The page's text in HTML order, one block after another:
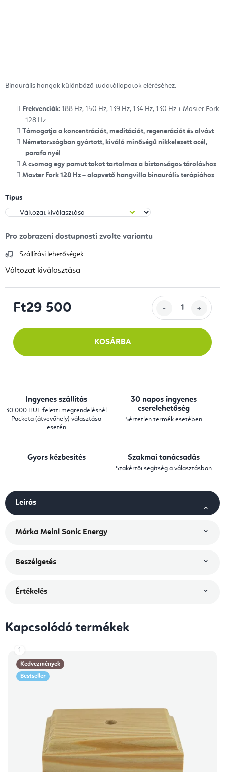
Binaurális hangok különböző tudatállapotok eléréséhez.
Frekvenciák: 188 Hz, 150 Hz, 139 Hz, 134 Hz, 130 Hz + Master Fork
128 Hz
Támogatja a koncentrációt, meditációt, regenerációt és alvást
Németországban gyártott, kiváló minőségű nikkelezett acél,
parafa nyél
A csomag egy pamut tokot tartalmaz a biztonságos tároláshoz
Master Fork 128 Hz – alapvető hangvilla binaurális terápiához
Típus
Szállítási lehetőségek
Változat kiválasztása
Ft29 500
KOSÁRBA
Ingyenes szállítás
30 000 HUF feletti megrendelésnél
Packeta (átvevőhely) választása
esetén
30 napos ingyenes
cserelehetőség
Sértetlen termék esetében
Gyors kézbesítés Szakmai tanácsadás
Szakértői segítség a választásban
Leírás
Márka Meinl Sonic Energy
Beszélgetés
Értékelés
Kapcsolódó termékek
Kedvezmények
Bestseller
1